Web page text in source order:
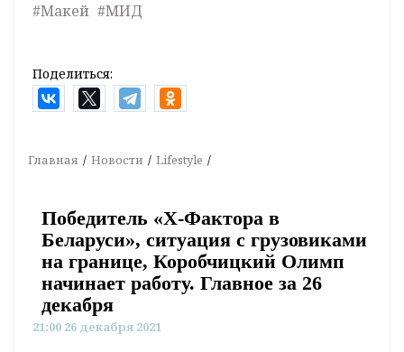
#Макей #МИД
Поделиться:
Главная Новости Lifestyle
Победитель «Х-Фактора в
Беларуси», ситуация с грузовиками
на границе, Коробчицкий Олимп
начинает работу. Главное за 26
декабря
21:00 26 декабря 2021